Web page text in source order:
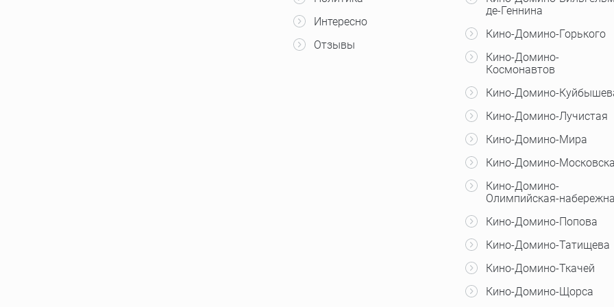
Интересно
Отзывы
де-Геннина
Кино-Домино-Горького
Кино-Домино-
Космонавтов
Кино-Домино-
Кино-Домино-Лучистая
Кино-Домино-Мира
Кино-Домино-
Кино-Домино-
Олимпийская-
Кино-Домино-Попова
Кино-Домино-Татищева
Кино-Домино-Ткачей
Кино-Домино-Щорса